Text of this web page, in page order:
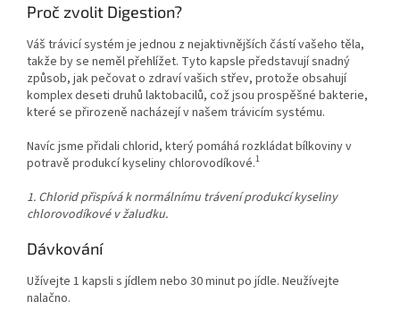
Proč zvolit Digestion?
Váš trávicí systém je jednou z nejaktivnějších částí vašeho těla,
takže by se neměl přehlížet. Tyto kapsle představují snadný
způsob, jak pečovat o zdraví vašich střev, protože obsahují
komplex deseti druhů laktobacilů, což jsou prospěšné bakterie,
které se přirozeně nacházejí v našem trávicím systému.
Navíc jsme přidali chlorid, který pomáhá rozkládat bílkoviny v
potravě produkcí kyseliny chlorovodíkové.1
1. Chlorid přispívá k normálnímu trávení produkcí kyseliny
chlorovodíkové v žaludku.
Dávkování
Užívejte 1 kapsli s jídlem nebo 30 minut po jídle. Neužívejte
nalačno.